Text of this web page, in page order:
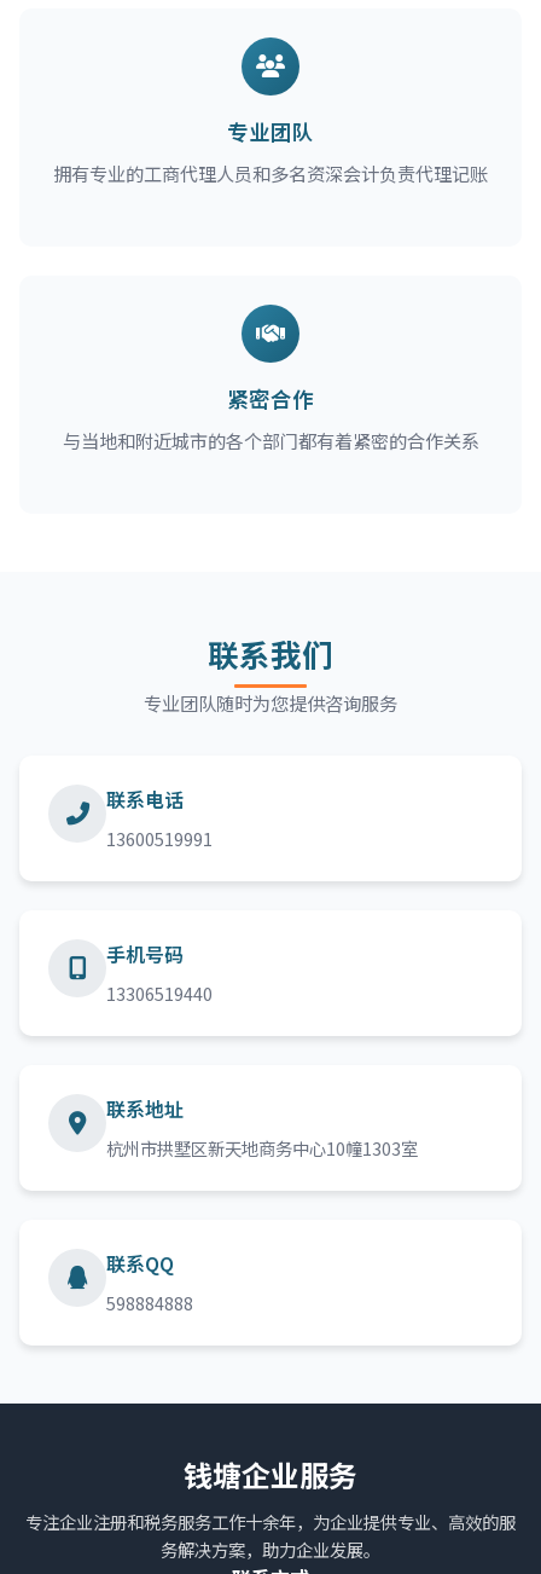
专业团队
拥有专业的工商代理人员和多名资深会计负责代理记账
紧密合作
与当地和附近城市的各个部门都有着紧密的合作关系
联系我们
专业团队随时为您提供咨询服务
联系电话
13600519991
手机号码
13306519440
联系地址
杭州市拱墅区新天地商务中心10幢1303室
联系QQ
598884888
钱塘企业服务
专注企业注册和税务服务工作十余年，为企业提供专业、高效的服
务解决方案，助力企业发展。